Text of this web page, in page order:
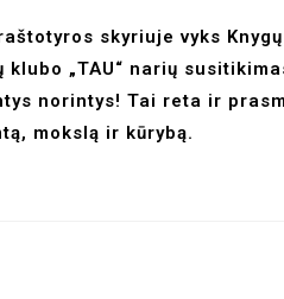
skyriuje vyks Knygų
„TAU“ narių
norintys! Tai reta ir
mokslą ir kūrybą.